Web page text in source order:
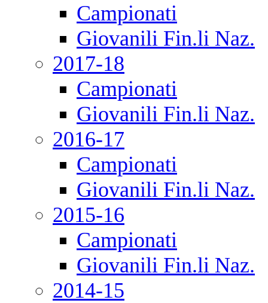
Campionati
Giovanili Fin.li Naz.
2017-18
Campionati
Giovanili Fin.li Naz.
2016-17
Campionati
Giovanili Fin.li Naz.
2015-16
Campionati
Giovanili Fin.li Naz.
2014-15